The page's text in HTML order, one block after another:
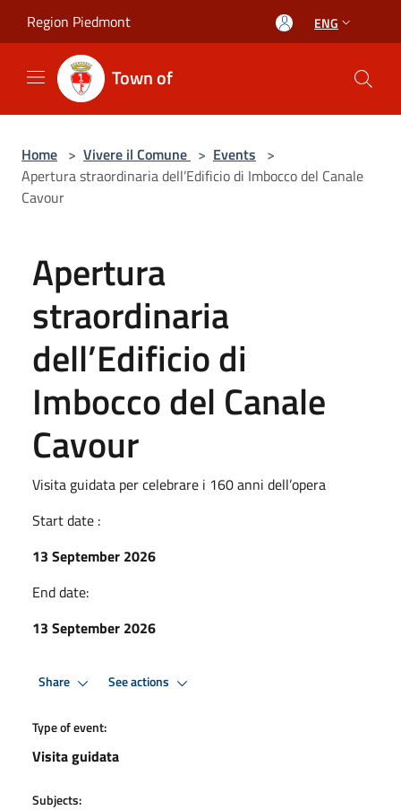
Region Piedmont ENG
Town of
Home > Vivere il Comune > Events >
Apertura straordinaria dell’Edificio di Imbocco del Canale
Cavour
Apertura
straordinaria
dell’Edificio di
Imbocco del Canale
Cavour
Visita guidata per celebrare i 160 anni dell’opera
Start date :
13 September 2026
End date:
13 September 2026
Share See actions
Type of event:
Visita guidata
Subjects: